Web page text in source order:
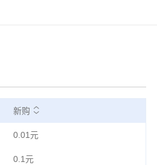
新购
0.01元
0.1元